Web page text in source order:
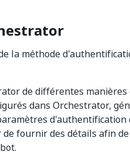
la méthode
de différentes
dans Orchestrator,
d'authentification
fournir des détails afin